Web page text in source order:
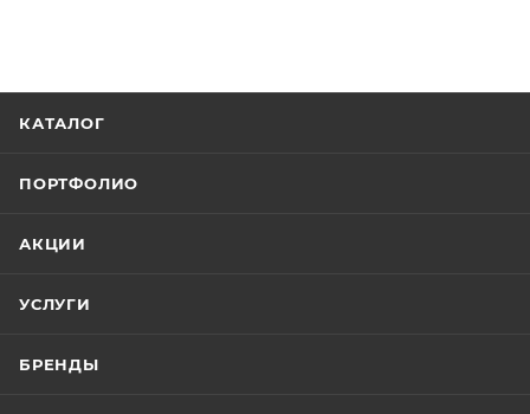
КАТАЛОГ
ПОРТФОЛИО
АКЦИИ
УСЛУГИ
БРЕНДЫ